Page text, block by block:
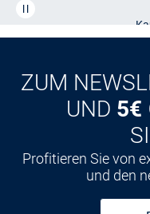
ZUM
UND 5€
Profitieren Sie von
und den